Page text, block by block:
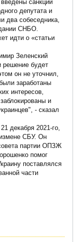
санкции
депутата и
два собеседника,
СНБО.
идти о «статьи
Зеленский
будет
он не уточнил,
заработаны
интересов,
и
- сказал
декабря 2021-го,
СБУ. Он
партии ОПЗЖ
помог
поставлялся
части